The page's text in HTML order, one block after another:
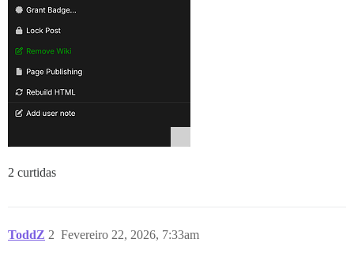
2 curtidas
ToddZ Fevereiro 22, 2026, 7:33am
2